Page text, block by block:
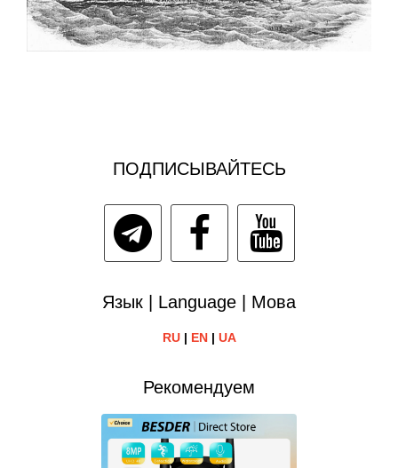
ПОДПИСЫВАЙТЕСЬ
Язык | Language | Мова
RU| EN| UA
Рекомендуем